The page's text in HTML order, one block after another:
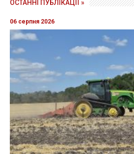
ОСТАННІ ПУБЛІКАЦІЇ »
06 серпня 2026